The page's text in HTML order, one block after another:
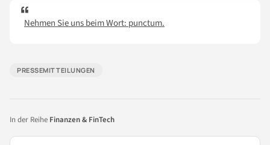
Nehmen Sie uns beim Wort: punctum.
PRESSEMITTEILUNGEN
In der Reihe Finanzen & FinTech